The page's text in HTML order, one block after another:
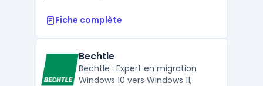
Fiche complète
Bechtle
Bechtle : Expert en migration
Windows 10 vers Windows 11,